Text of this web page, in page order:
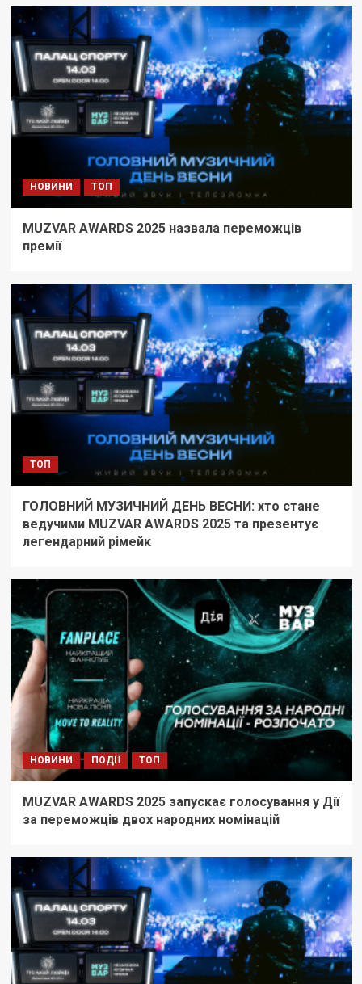
НОВИНИ ТОП
MUZVAR AWARDS 2025 назвала переможців
премії
ТОП
ГОЛОВНИЙ МУЗИЧНИЙ ДЕНЬ ВЕСНИ: хто стане
ведучими MUZVAR AWARDS 2025 та презентує
легендарний рімейк
НОВИНИ ПОДІЇ ТОП
MUZVAR AWARDS 2025 запускає голосування у Дії
за переможців двох народних номінацій